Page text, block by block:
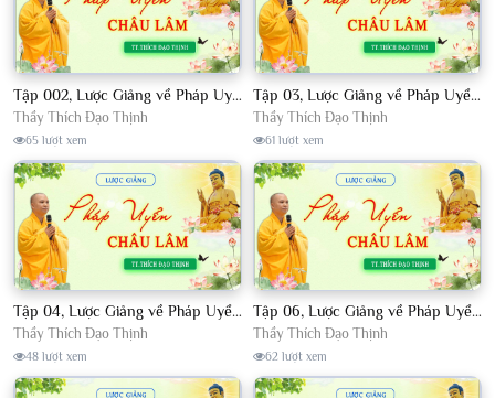
Tập 002, Lược Giảng về Pháp Uyển Châu Lâm, Chủ giảng TT. Thích Đạo Thịnh
Thầy Thích Đạo Thịnh
65 lượt xem
Tập 03, Lược Giảng về Pháp Uyển Châu Lâm, Chủ giảng TT Thích Đạo Thịnh
Thầy Thích Đạo Thịnh
61 lượt xem
Tập 04, Lược Giảng về Pháp Uyển Châu Lâm, Chủ giảng TT. Thích Đạo Thịnh
Thầy Thích Đạo Thịnh
48 lượt xem
Tập 06, Lược Giảng về Pháp Uyển Châu Lâm, Chủ giảng TT. Thích Đạo Thịnh
Thầy Thích Đạo Thịnh
62 lượt xem